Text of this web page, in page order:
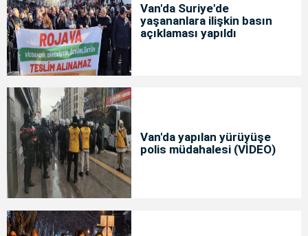
Van'da Suriye'de
yaşananlara ilişkin basın
açıklaması yapıldı
Van'da yapılan yürüyüşe
polis müdahalesi (VİDEO)